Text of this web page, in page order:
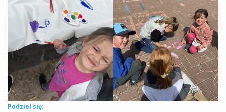
Podziel się: